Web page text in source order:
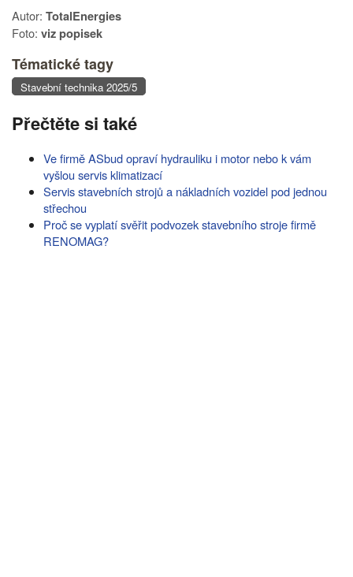
Autor: TotalEnergies
Foto: viz popisek
Tématické tagy
Stavební technika 2025/5
Přečtěte si také
Ve firmě ASbud opraví hydrauliku i motor nebo k vám
vyšlou servis klimatizací
Servis stavebních strojů a nákladních vozidel pod jednou
střechou
Proč se vyplatí svěřit podvozek stavebního stroje firmě
RENOMAG?